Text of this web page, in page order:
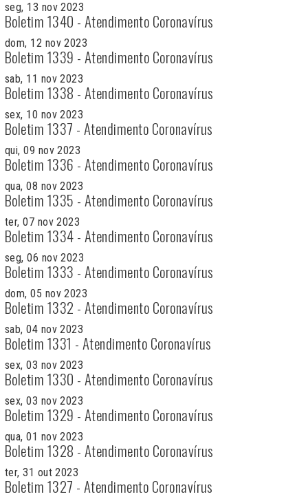
seg, 13 nov 2023
Boletim 1340 - Atendimento Coronavírus
dom, 12 nov 2023
Boletim 1339 - Atendimento Coronavírus
sab, 11 nov 2023
Boletim 1338 - Atendimento Coronavírus
sex, 10 nov 2023
Boletim 1337 - Atendimento Coronavírus
qui, 09 nov 2023
Boletim 1336 - Atendimento Coronavírus
qua, 08 nov 2023
Boletim 1335 - Atendimento Coronavírus
ter, 07 nov 2023
Boletim 1334 - Atendimento Coronavírus
seg, 06 nov 2023
Boletim 1333 - Atendimento Coronavírus
dom, 05 nov 2023
Boletim 1332 - Atendimento Coronavírus
sab, 04 nov 2023
Boletim 1331 - Atendimento Coronavírus
sex, 03 nov 2023
Boletim 1330 - Atendimento Coronavírus
sex, 03 nov 2023
Boletim 1329 - Atendimento Coronavírus
qua, 01 nov 2023
Boletim 1328 - Atendimento Coronavírus
ter, 31 out 2023
Boletim 1327 - Atendimento Coronavírus